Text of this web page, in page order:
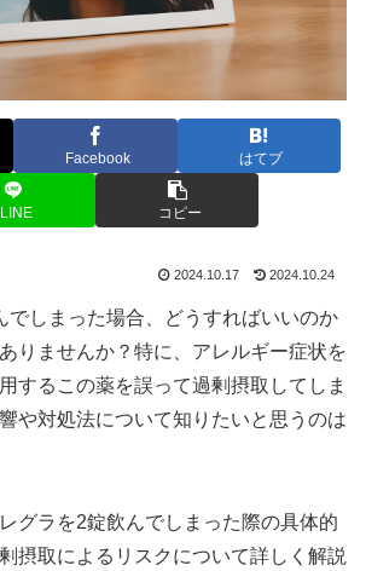
Facebook はてブ
LINE コピー
2024.10.17 2024.10.24
でしまった場合、どうすればいいのか
りませんか？特に、アレルギー症状を
するこの薬を誤って過剰摂取してしま
や対処法について知りたいと思うのは
グラを2錠飲んでしまった際の具体的
摂取によるリスクについて詳しく解説